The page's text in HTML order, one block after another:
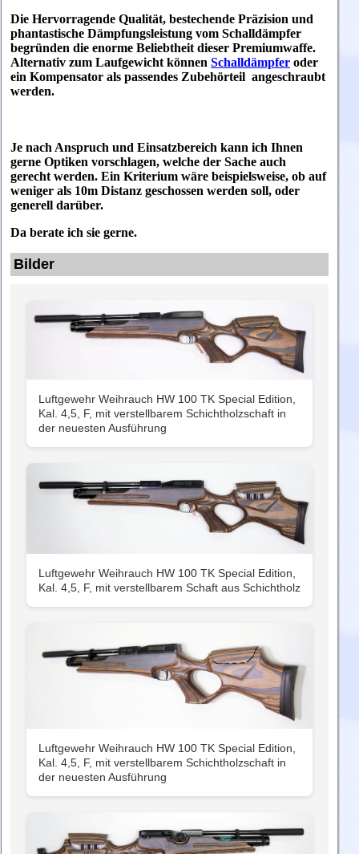
Die Hervorragende Qualität, bestechende Präzision und
phantastische Dämpfungsleistung vom Schalldämpfer
begründen die enorme Beliebtheit dieser Premiumwaffe.
Alternativ zum Laufgewicht können Schalldämpfer oder
ein Kompensator als passendes Zubehörteil angeschraubt
werden.
Je nach Anspruch und Einsatzbereich kann ich Ihnen
gerne Optiken vorschlagen, welche der Sache auch
gerecht werden. Ein Kriterium wäre beispielsweise, ob auf
weniger als 10m Distanz geschossen werden soll, oder
generell darüber.
Da berate ich sie gerne.
Bilder
Luftgewehr Weihrauch HW 100 TK Special Edition,
Kal. 4,5, F, mit verstellbarem Schichtholzschaft in
der neuesten Ausführung
Luftgewehr Weihrauch HW 100 TK Special Edition,
Kal. 4,5, F, mit verstellbarem Schaft aus Schichtholz
Luftgewehr Weihrauch HW 100 TK Special Edition,
Kal. 4,5, F, mit verstellbarem Schichtholzschaft in
der neuesten Ausführung